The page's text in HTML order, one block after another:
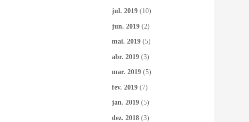
jul. 2019 (10)
jun. 2019 (2)
mai. 2019 (5)
abr. 2019 (3)
mar. 2019 (5)
fev. 2019 (7)
jan. 2019 (5)
dez. 2018 (3)